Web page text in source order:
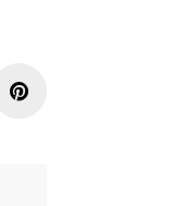
Pinterest